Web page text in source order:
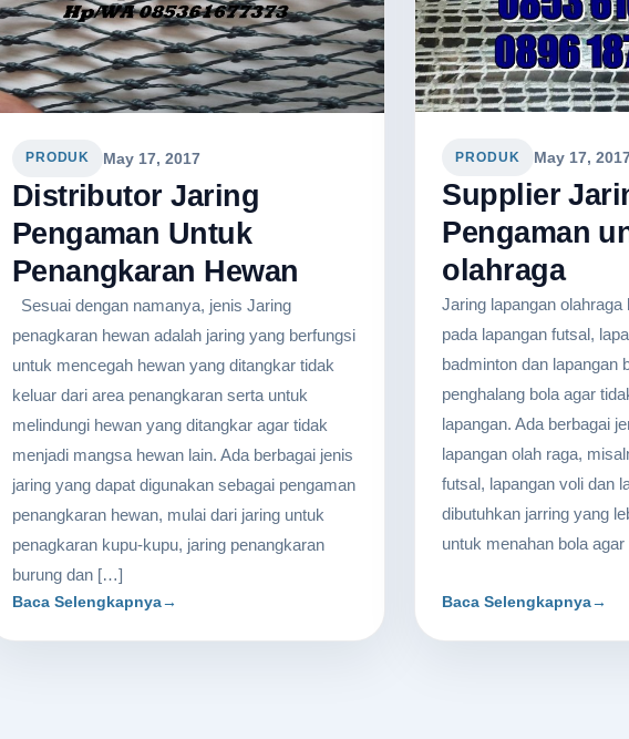
PRODUK May 17, 2017
Distributor Jaring
Pengaman Untuk
Penangkaran Hewan
Sesuai dengan namanya, jenis Jaring
penagkaran hewan adalah jaring yang berfungsi
untuk mencegah hewan yang ditangkar tidak
keluar dari area penangkaran serta untuk
melindungi hewan yang ditangkar agar tidak
menjadi mangsa hewan lain. Ada berbagai jenis
jaring yang dapat digunakan sebagai pengaman
penangkaran hewan, mulai dari jaring untuk
penagkaran kupu-kupu, jaring penangkaran
burung dan […]
Baca Selengkapnya→
PRODUK May 17,
Supplier
Pengaman
olahraga
Jaring lapangan
pada lapangan futsal,
badminton dan lapangan
penghalang bola agar
lapangan. Ada berbagai
lapangan olah raga,
futsal, lapangan voli dan
dibutuhkan jarring yang
untuk menahan bola
Baca Selengkapnya→